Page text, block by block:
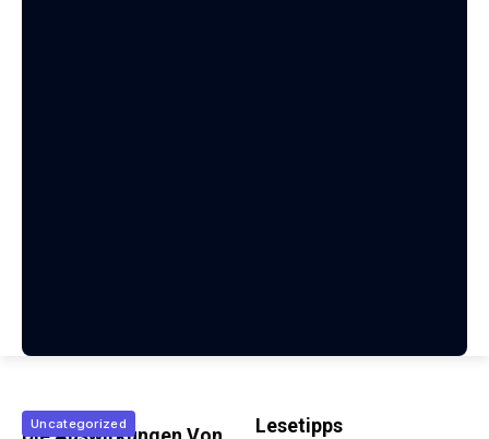
Uncategorized Lesetipps